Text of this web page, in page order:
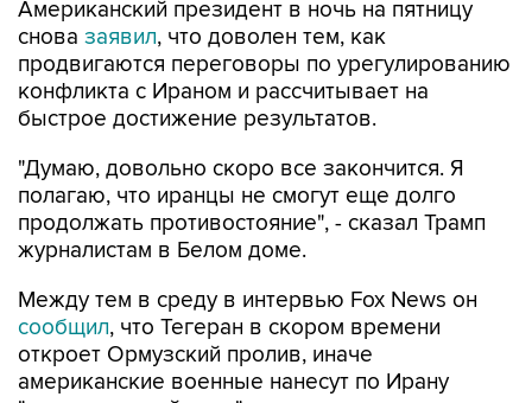
продвигаются переговоры по урегулированию
конфликта с Ираном и рассчитывает на
быстрое достижение результатов.
"Думаю, довольно скоро все закончится. Я
продолжать противостояние", - сказал Трамп
журналистам в Белом доме.
Между тем в среду в интервью Fox News он
откроет Ормузский пролив, иначе
американские военные нанесут по Ирану
"очень сильный удар".